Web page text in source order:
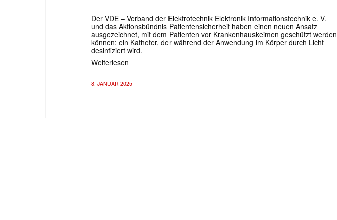
Der VDE – Verband der Elektrotechnik Elektronik Informationstechnik e. V.
und das Aktionsbündnis Patientensicherheit haben einen neuen Ansatz
ausgezeichnet, mit dem Patienten vor Krankenhauskeimen geschützt werden
können: ein Katheter, der während der Anwendung im Körper durch Licht
desinfiziert wird.
Weiterlesen
8. JANUAR 2025